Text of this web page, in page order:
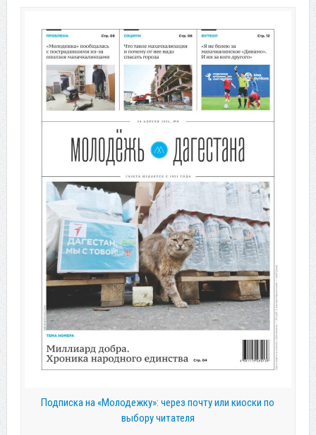
Подписка на «Молодежку»: через почту или киоски по
выбору читателя